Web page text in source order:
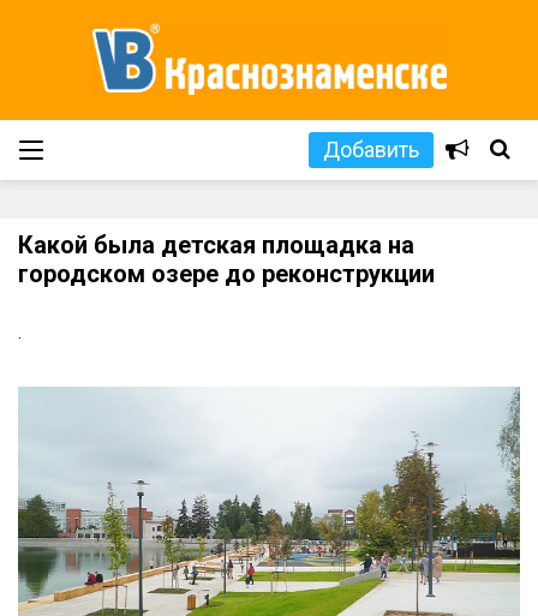
Добавить
Какой была детская площадка на
городском озере до реконструкции
.